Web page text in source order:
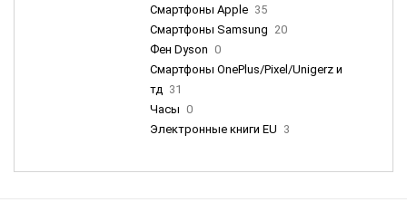
Смартфоны Apple 35
Смартфоны Samsung 20
Фен Dyson 0
Смартфоны OnePlus/Pixel/Unigerz и
тд 31
Часы 0
Электронные книги EU 3